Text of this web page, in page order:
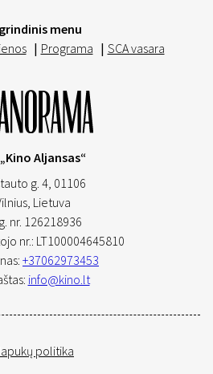
menu
| Programa | SCA vasara
Aljansas“
g. 4, 01106
Lietuva
nr. 126218936
nr.: LT100004645810
+37062973453
info@kino.lt
politika